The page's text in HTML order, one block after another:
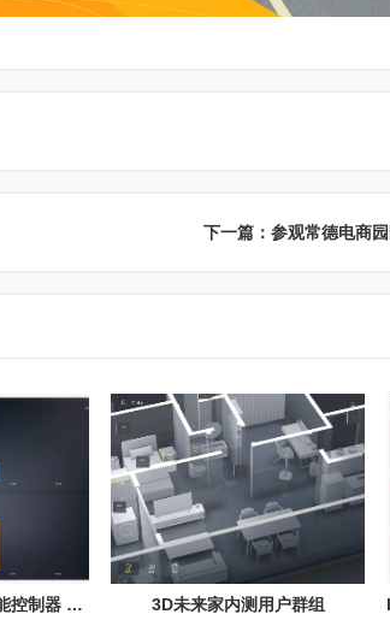
下一篇：参观常德电商
homeassistant 太阳能控制器 mppt 连接器 3D未来家内测用户群组